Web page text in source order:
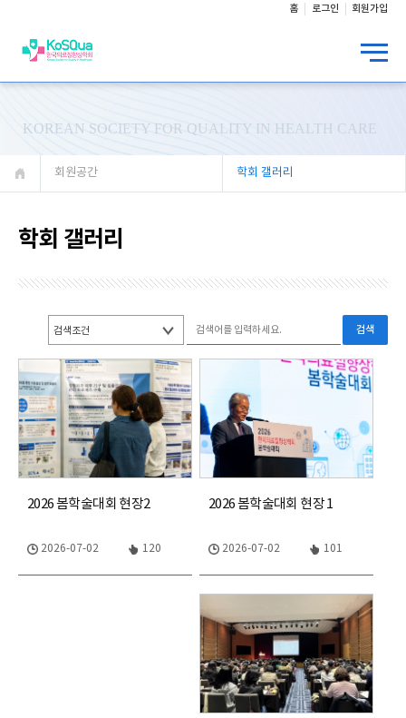
홈 로그인 회원가입
KOREAN SOCIETY FOR QUALITY IN HEALTH CARE
회원공간 학회 갤러리
학회 갤러리
검색
2026 봄학술대회 현장2
2026-07-02 120
2026 봄학술대회 현장 1
2026-07-02 101